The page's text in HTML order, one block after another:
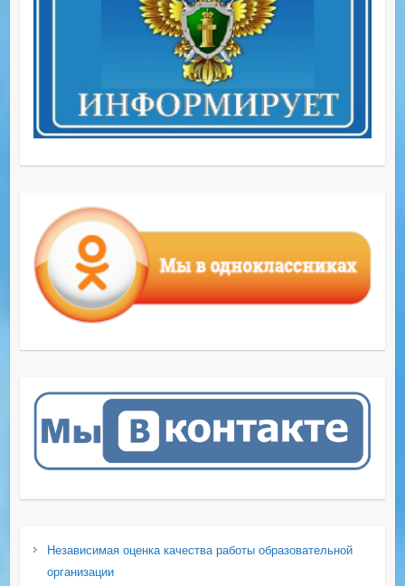
Независимая оценка качества работы образовательной
организации